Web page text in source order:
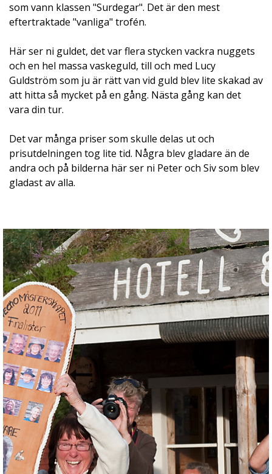
som vann klassen "Surdegar". Det är den mest
eftertraktade "vanliga" trofén.
Här ser ni guldet, det var flera stycken vackra nuggets
och en hel massa vaskeguld, till och med Lucy
Guldström som ju är rätt van vid guld blev lite skakad av
att hitta så mycket på en gång. Nästa gång kan det
vara din tur.
Det var många priser som skulle delas ut och
prisutdelningen tog lite tid. Några blev gladare än de
andra och på bilderna här ser ni Peter och Siv som blev
gladast av alla.